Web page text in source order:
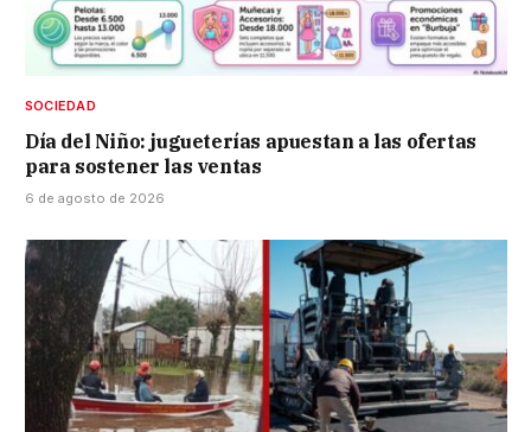
SOCIEDAD
Día del Niño: jugueterías apuestan a las ofertas
para sostener las ventas
6 de agosto de 2026